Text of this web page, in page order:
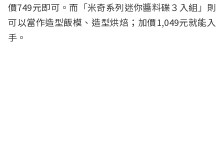
價749元即可。而「米奇系列迷你醬料碟３入組」則
可以當作造型飯模、造型烘焙；加價1,049元就能入
手。